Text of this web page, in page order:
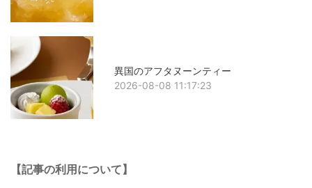
異国のアフタヌーンティー
2026-08-08 11:17:23
【記事の利用について】